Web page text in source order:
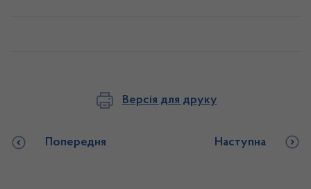
Версія для друку
Попередня Наступна